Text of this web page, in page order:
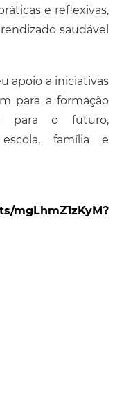
e reflexivas,
saudável
apoio a iniciativas
para a formação
para o futuro,
família e
mgLhmZ1zKyM?